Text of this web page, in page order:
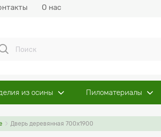
О нас
из осины Пиломатериалы
Дверь деревянная 700х1900